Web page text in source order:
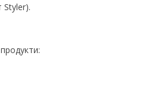
Styler).